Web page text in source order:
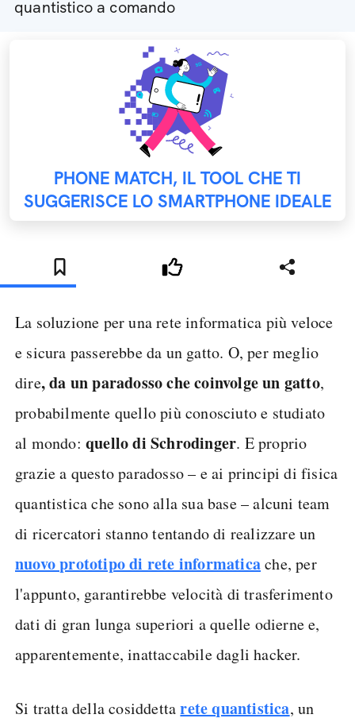
quantistico a comando
PHONE MATCH, IL TOOL CHE TI
SUGGERISCE LO SMARTPHONE IDEALE
La soluzione per una rete informatica più veloce
e sicura passerebbe da un gatto. O, per meglio
dire, da un paradosso che coinvolge un gatto,
probabilmente quello più conosciuto e studiato
al mondo: quello di Schrodinger. E proprio
grazie a questo paradosso – e ai principi di fisica
quantistica che sono alla sua base – alcuni team
di ricercatori stanno tentando di realizzare un
nuovo prototipo di rete informaticache, per
l'appunto, garantirebbe velocità di trasferimento
dati di gran lunga superiori a quelle odierne e,
apparentemente, inattaccabile dagli hacker.
Si tratta della cosiddettarete quantistica, un